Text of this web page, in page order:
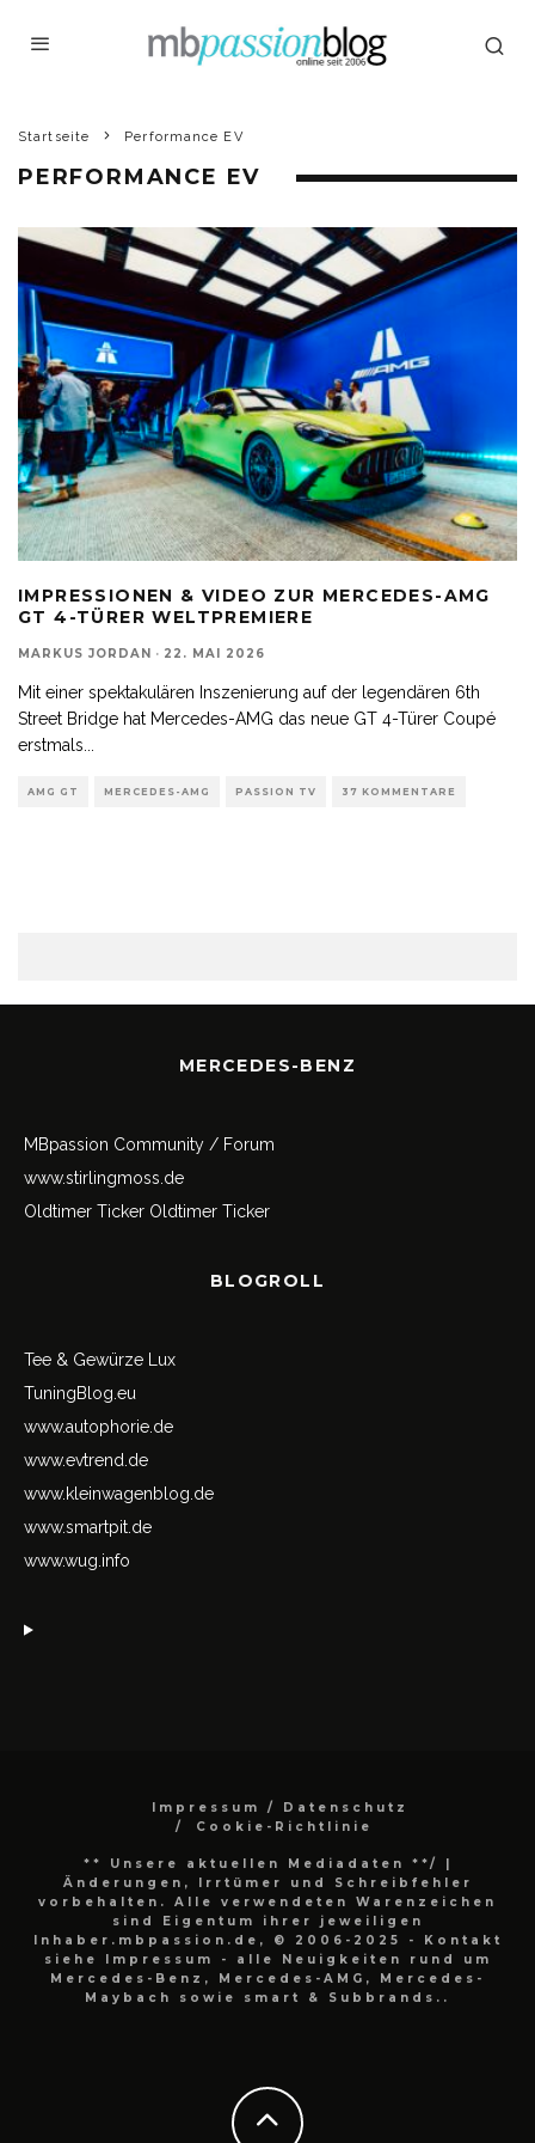
Startseite Performance EV
PERFORMANCE EV
IMPRESSIONEN & VIDEO ZUR MERCEDES-AMG
GT 4-TÜRER WELTPREMIERE
MARKUS JORDAN · 22. MAI 2026
Mit einer spektakulären Inszenierung auf der legendären 6th
Street Bridge hat Mercedes-AMG das neue GT 4-Türer Coupé
erstmals
AMG GT MERCEDES-AMG PASSION TV 37 KOMMENTARE
MERCEDES-BENZ
MBpassion Community / Forum
www.stirlingmoss.de
Oldtimer Ticker Oldtimer Ticker
BLOGROLL
Tee & Gewürze Lux
TuningBlog.eu
www.autophorie.de
www.evtrend.de
www.kleinwagenblog.de
www.smartpit.de
www.wug.info
Impressum / Datenschutz
Cookie-Richtlinie
** Unsere aktuellen Mediadaten **/
|
Änderungen, Irrtümer und Schreibfehler
vorbehalten. Alle verwendeten Warenzeichen
sind Eigentum ihrer jeweiligen
Inhaber.mbpassion.de, © 2006-2025 - Kontakt
siehe Impressum - alle Neuigkeiten rund um
Mercedes-Benz, Mercedes-AMG, Mercedes-
Maybach sowie smart & Subbrands..